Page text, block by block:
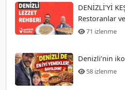
DENİZLİ'Yİ
Restoranlar
Rehberi
71 izlenme
Denizli’nin
58 izlenme